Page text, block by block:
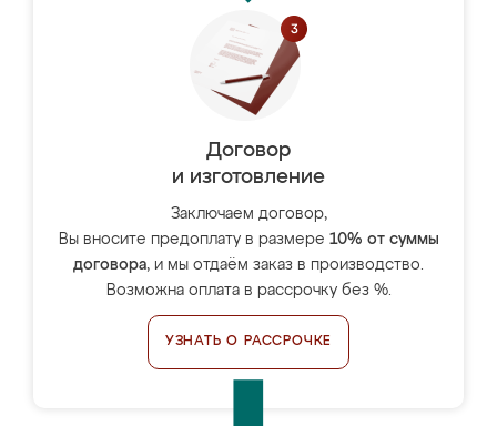
Договор
и изготовление
Заключаем договор,
Вы вносите предоплату в размере 10% от суммы
договора, и мы отдаём заказ в производство.
Возможна оплата в рассрочку без %.
УЗНАТЬ О РАССРОЧКЕ